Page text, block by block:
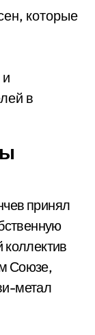
которые
в
принял
коллектив
Союзе,
метал